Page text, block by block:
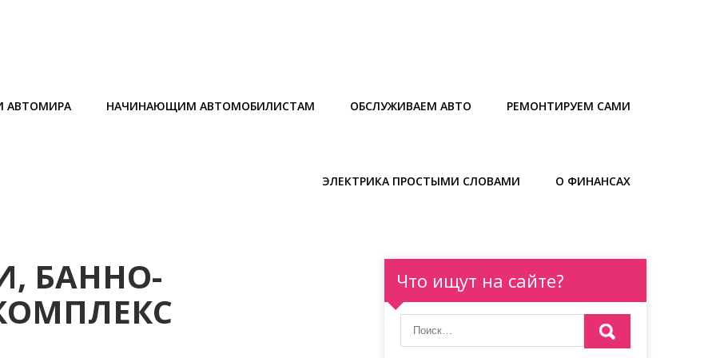
АВТОМИРА НАЧИНАЮЩИМ АВТОМОБИЛИСТАМ ОБСЛУЖИВАЕМ АВТО РЕМОНТИРУЕМ САМИ
ЭЛЕКТРИКА ПРОСТЫМИ СЛОВАМИ О ФИНАНСАХ
БАННО-
Что ищут на сайте?